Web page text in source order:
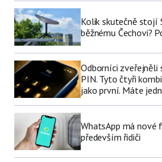
Kolik skutečně stojí
běžnému Čechovi?
Odborníci zveřejněli
PIN. Tyto čtyři
jako první. Máte
WhatsApp má nové
především řidiči